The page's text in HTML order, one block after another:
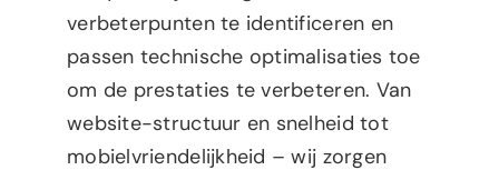
verbeterpunten te identificeren en
passen technische optimalisaties toe
om de prestaties te verbeteren. Van
website-structuur en snelheid tot
mobielvriendelijkheid – wij zorgen